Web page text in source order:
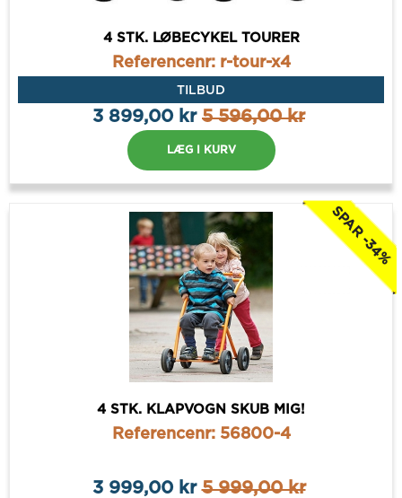
4 STK. LØBECYKEL TOURER
Referencenr: r-tour-x4
TILBUD
3 899,00 kr 5 596,00 kr
LÆG I KURV
SPAR -34%
4 STK. KLAPVOGN SKUB MIG!
Referencenr: 56800-4
3 999,00 kr5 999,00 kr